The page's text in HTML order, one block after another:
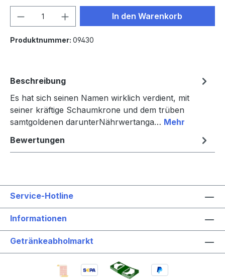
Produkt Anzahl: Gib denIn den Warenkorb
Produktnummer: 09430
Beschreibung
Es hat sich seinen Namen wirklich verdient, mit
seiner kräftige Schaumkrone und dem trüben
samtgoldenen darunterNährwertanga… Mehr
Bewertungen
Service-Hotline
Informationen
Getränkeabholmarkt